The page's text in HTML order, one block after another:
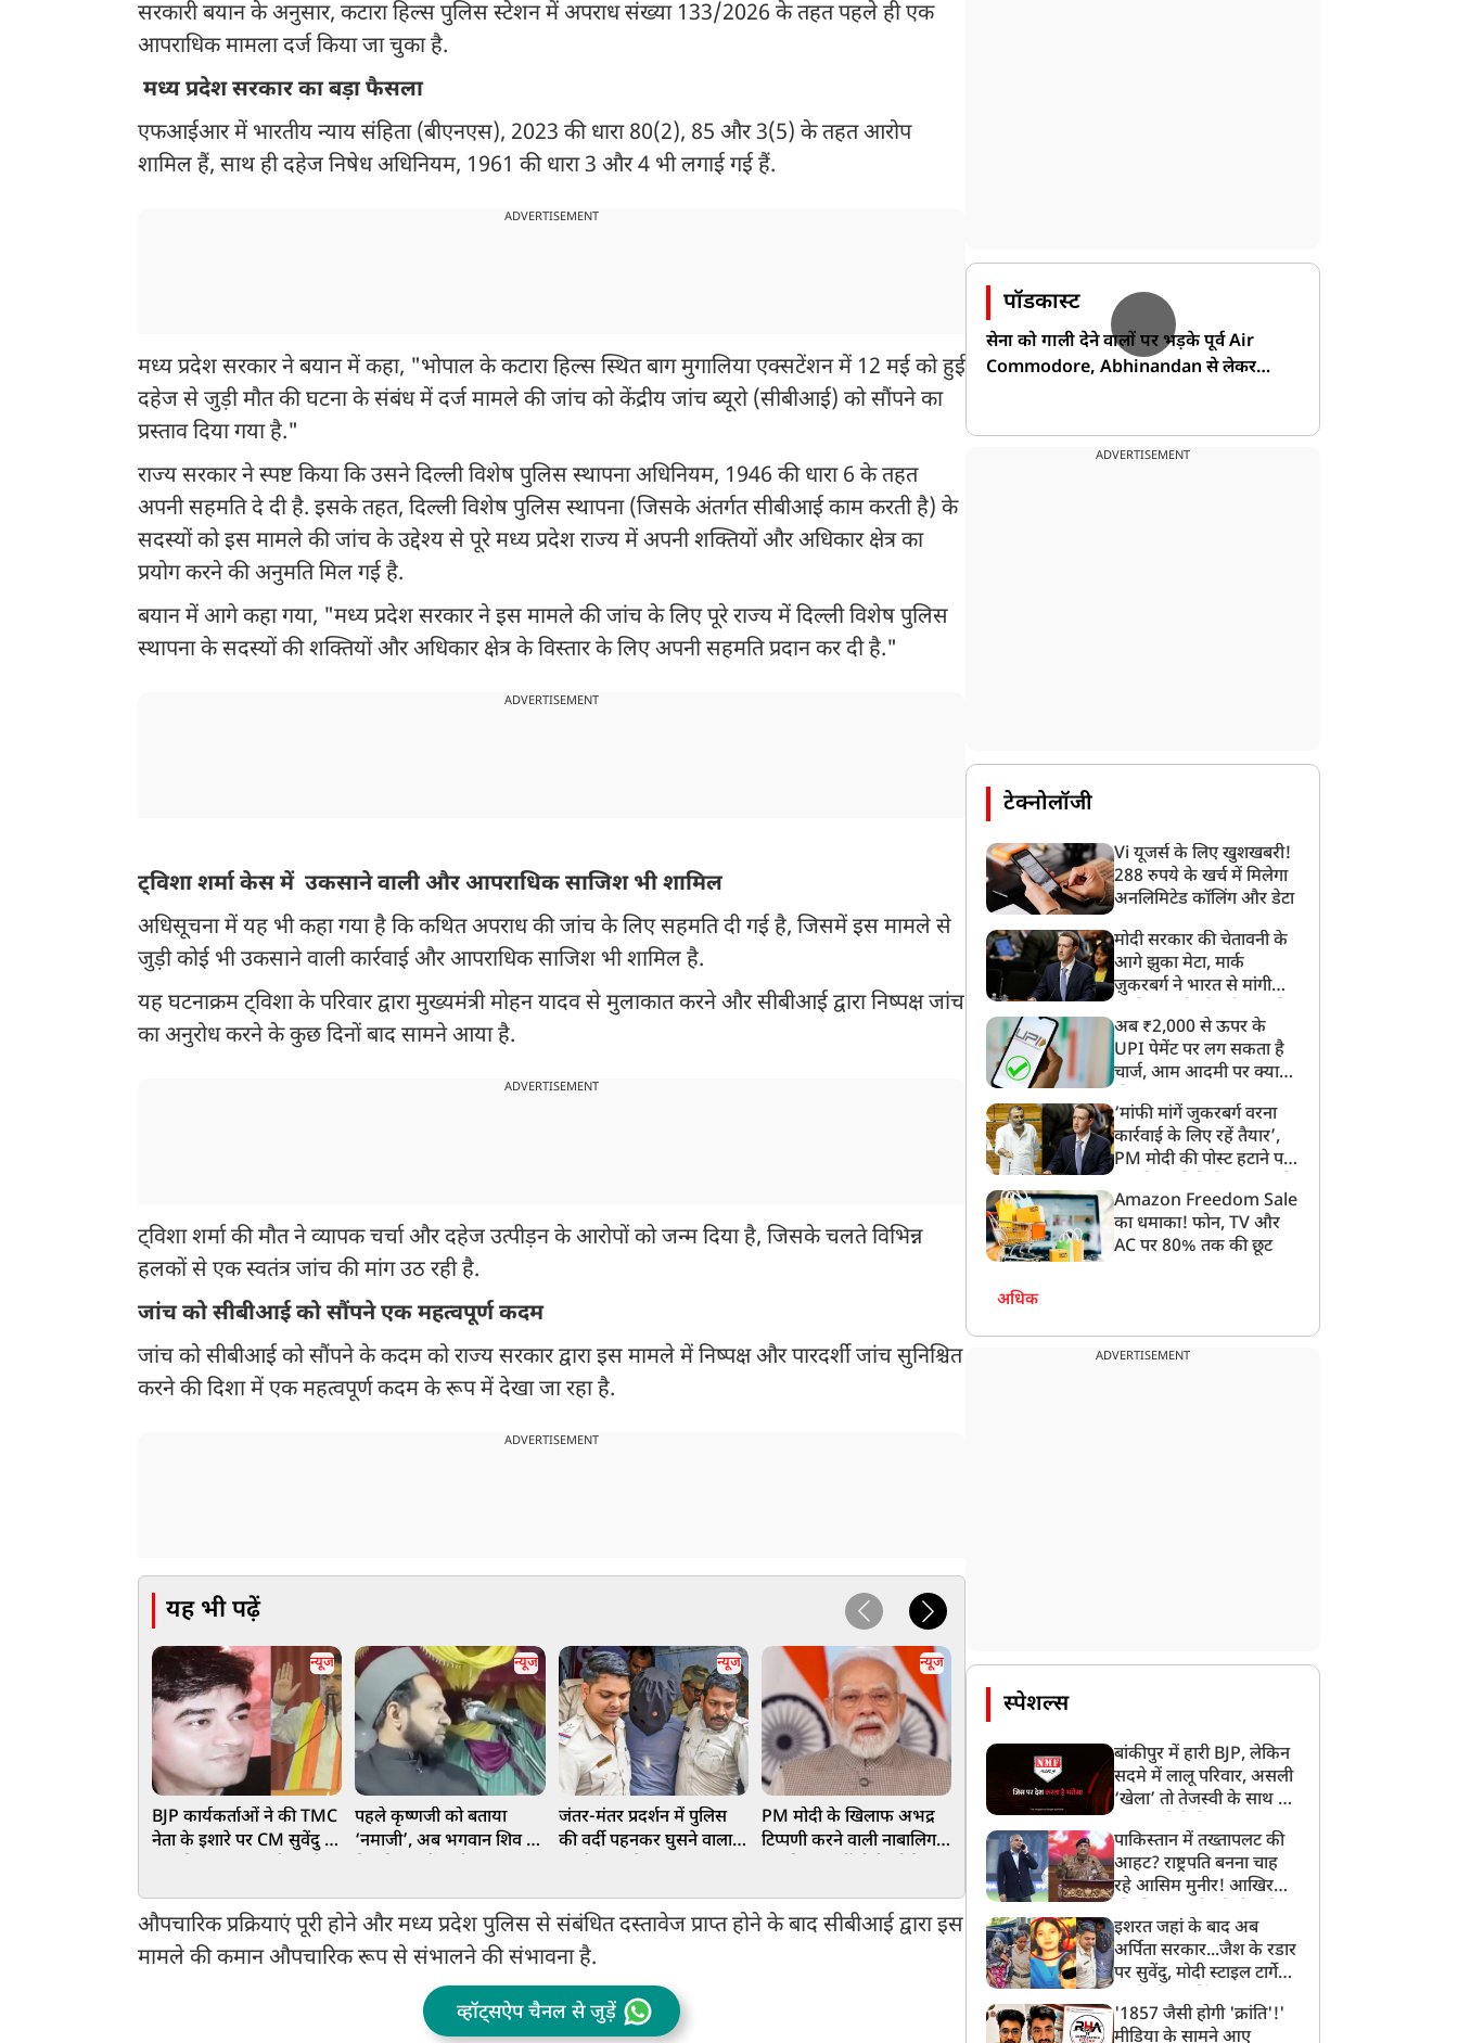
सरकारी बयान के अनुसार, कटारा हिल्स पुलिस स्टेशन में अपराध संख्या 133/2026 के तहत पहले ही एक
आपराधिक मामला दर्ज किया जा चुका है.
मध्य प्रदेश सरकार का बड़ा फैसला
एफआईआर में भारतीय न्याय संहिता (बीएनएस), 2023 की धारा 80(2), 85 और 3(5) के तहत आरोप
शामिल हैं, साथ ही दहेज निषेध अधिनियम, 1961 की धारा 3 और 4 भी लगाई गई हैं.
ADVERTISEMENT
मध्य प्रदेश सरकार ने बयान में कहा, "भोपाल के कटारा हिल्स स्थित बाग मुगालिया एक्सटेंशन में 12 मई को हुई
दहेज से जुड़ी मौत की घटना के संबंध में दर्ज मामले की जांच को केंद्रीय जांच ब्यूरो (सीबीआई) को सौंपने का
प्रस्ताव दिया गया है."
राज्य सरकार ने स्पष्ट किया कि उसने दिल्ली विशेष पुलिस स्थापना अधिनियम, 1946 की धारा 6 के तहत
अपनी सहमति दे दी है. इसके तहत, दिल्ली विशेष पुलिस स्थापना (जिसके अंतर्गत सीबीआई काम करती है) के
सदस्यों को इस मामले की जांच के उद्देश्य से पूरे मध्य प्रदेश राज्य में अपनी शक्तियों और अधिकार क्षेत्र का
प्रयोग करने की अनुमति मिल गई है.
बयान में आगे कहा गया, "मध्य प्रदेश सरकार ने इस मामले की जांच के लिए पूरे राज्य में दिल्ली विशेष पुलिस
स्थापना के सदस्यों की शक्तियों और अधिकार क्षेत्र के विस्तार के लिए अपनी सहमति प्रदान कर दी है."
ADVERTISEMENT
ट्विशा शर्मा केस में उकसाने वाली और आपराधिक साजिश भी शामिल
अधिसूचना में यह भी कहा गया है कि कथित अपराध की जांच के लिए सहमति दी गई है, जिसमें इस मामले से
जुड़ी कोई भी उकसाने वाली कार्रवाई और आपराधिक साजिश भी शामिल है.
यह घटनाक्रम ट्विशा के परिवार द्वारा मुख्यमंत्री मोहन यादव से मुलाकात करने और सीबीआई द्वारा निष्पक्ष जांच
का अनुरोध करने के कुछ दिनों बाद सामने आया है.
ADVERTISEMENT
ट्विशा शर्मा की मौत ने व्यापक चर्चा और दहेज उत्पीड़न के आरोपों को जन्म दिया है, जिसके चलते विभिन्न
हलकों से एक स्वतंत्र जांच की मांग उठ रही है.
जांच को सीबीआई को सौंपने एक महत्वपूर्ण कदम
जांच को सीबीआई को सौंपने के कदम को राज्य सरकार द्वारा इस मामले में निष्पक्ष और पारदर्शी जांच सुनिश्चित
करने की दिशा में एक महत्वपूर्ण कदम के रूप में देखा जा रहा है.
ADVERTISEMENT
यह भी पढ़ें
न्यूज
BJP कार्यकर्ताओं ने की TMC
नेता के इशारे पर CM सुवेंदु के
खुलासा
न्यूज
पहले कृष्णजी को बताया
‘नमाजी’, अब भगवान शिव पर
हिंदू संगठन
न्यूज
जंतर-मंतर प्रदर्शन में पुलिस
की वर्दी पहनकर घुसने वाला
न्यूज
PM मोदी के खिलाफ अभद्र
टिप्पणी करने वाली नाबालिग
लिया वापस
न्यूज
'आपराधिक प्रवृति, गलत
चाल-चरित्र वाला CM बिहार
को स्वीकार नहीं...', बांकीपुर
जीत के बाद सम्राट चौधरी पर
बरसे प्रशांत किशोर
कर्नाटक कैबिनेट विस्तार : 20
विधायकों ने ली मंत्री पद की
शपथ, आखिरी वक्त के
फेरबदल से कांग्रेस में बगावत
औपचारिक प्रक्रियाएं पूरी होने और मध्य प्रदेश पुलिस से संबंधित दस्तावेज प्राप्त होने के बाद सीबीआई द्वारा इस
मामले की कमान औपचारिक रूप से संभालने की संभावना है.
व्हॉट्सऐप चैनल से जुड़ें
पॉडकास्ट
सेना को गाली देने वालों पर भड़के पूर्व Air
Commodore, Abhinandan से लेकर
ADVERTISEMENT
टेक्नोलॉजी
Vi यूजर्स के लिए खुशखबरी!
288 रुपये के खर्च में मिलेगा
अनलिमिटेड कॉलिंग और डेटा
मोदी सरकार की चेतावनी के
आगे झुका मेटा, मार्क
ज़ुकरबर्ग ने भारत से मांगी
अब ₹2,000 से ऊपर के
UPI पेमेंट पर लग सकता है
चार्ज, आम आदमी पर क्या
‘मांफी मांगें जुकरबर्ग वरना
कार्रवाई के लिए रहें तैयार’,
PM मोदी की पोस्ट हटाने पर
लगाई फटकार
Amazon Freedom Sale
का धमाका! फोन, TV और
AC पर 80% तक की छूट
अधिक
ADVERTISEMENT
स्पेशल्स
बांकीपुर में हारी BJP, लेकिन
सदमे में लालू परिवार, असली
‘खेला’ तो तेजस्वी के साथ हो
पाकिस्तान में तख्तापलट की
आहट? राष्ट्रपति बनना चाह
रहे आसिम मुनीर! आखिर
बनाया मोहरा?
इशरत जहां के बाद अब
अर्पिता सरकार...जैश के रडार
पर सुवेंदु, मोदी स्टाइल टार्गेट
बड़ा एक्शन!
'1857 जैसी होगी 'क्रांति'!'
मीडिया के सामने आए